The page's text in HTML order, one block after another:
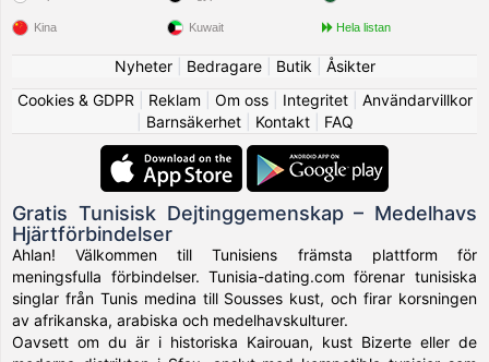
Kina Kuwait Hela listan
Nyheter| Bedragare| Butik
Åsikter
Cookies & GDPR
Reklam Om oss| Integritet| Användarvillkor
Barnsäkerhet| Kontakt| FAQ
Gratis Tunisisk Dejtinggemenskap – Medelhavs
Hjärtförbindelser
Ahlan! Välkommen till Tunisiens främsta plattform för
meningsfulla förbindelser. Tunisia-dating.com förenar tunisiska
singlar från Tunis medina till Sousses kust, och firar korsningen
av afrikanska, arabiska och medelhavskulturer.
Oavsett om du är i historiska Kairouan, kust Bizerte eller de